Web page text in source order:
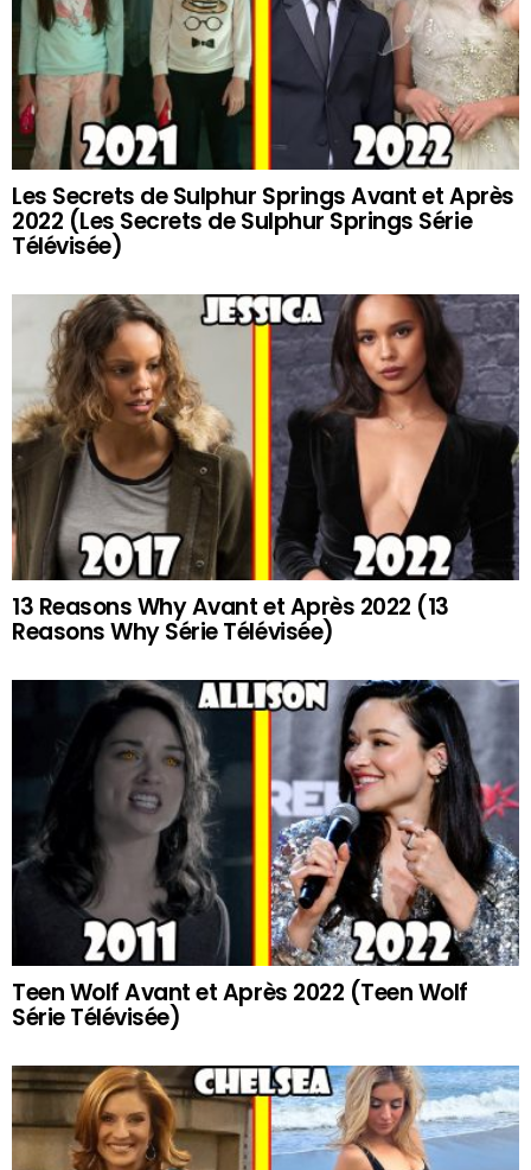
Les Secrets de Sulphur Springs Avant et Après
2022 (Les Secrets de Sulphur Springs Série
Télévisée)
13 Reasons Why Avant et Après 2022 (13
Reasons Why Série Télévisée)
Teen Wolf Avant et Après 2022 (Teen Wolf
Série Télévisée)